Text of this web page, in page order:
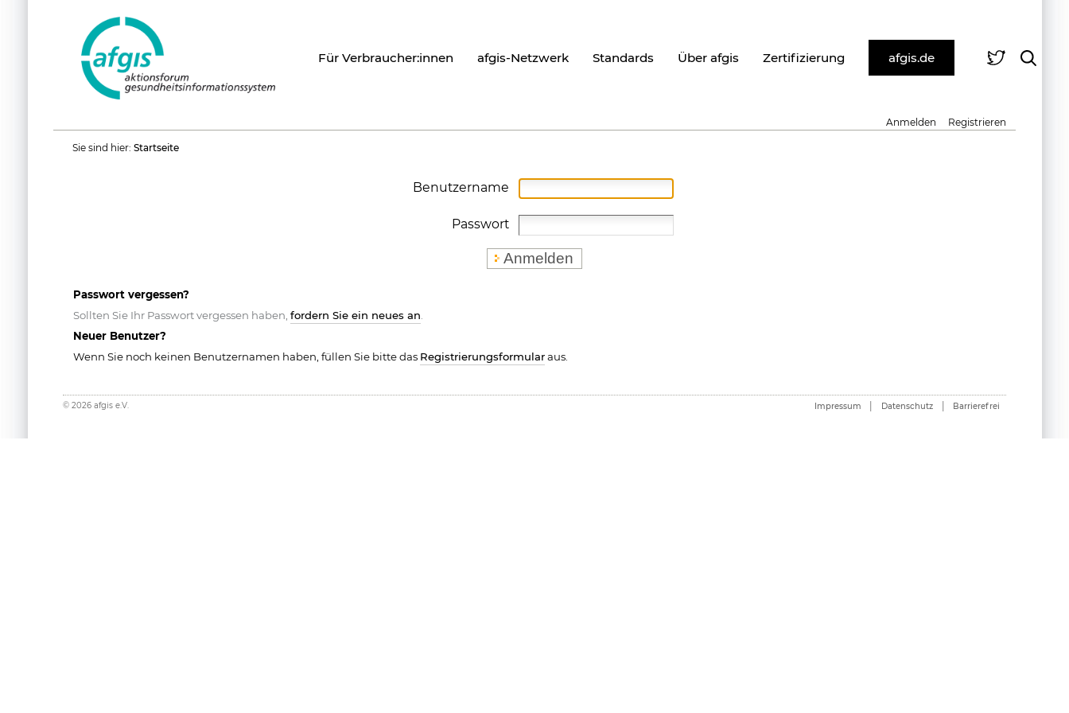
Für Verbraucher:innen afgis-Netzwerk Standards Über afgis Zertifizierung afgis.de
Benutzerspezifische
Anmelden Registrieren
Sie sind hier: Startseite
Benutzername
Passwort
Passwort vergessen?
Sollten Sie Ihr Passwort vergessen haben,fordern Sie ein neues an
Neuer Benutzer?
Wenn Sie noch keinen Benutzernamen haben, füllen Sie bitte das Registrierungsformularaus.
© 2026afgis e.V. Impressum Datenschutz Barrierefrei